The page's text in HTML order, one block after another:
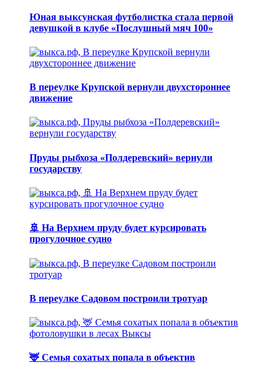
Юная выксунская футболистка стала первой
девушкой в клубе «Послушный мяч 100»
В переулке Крупской вернули двухстороннее
движение
Пруды рыбхоза «Полдеревский» вернули
государству
🚢 На Верхнем пруду будет курсировать
прогулочное судно
В переулке Садовом построили тротуар
🦌 Семья сохатых попала в объектив